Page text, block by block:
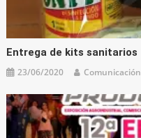
Entrega de kits sanitarios
23/06/2020 Comunicación